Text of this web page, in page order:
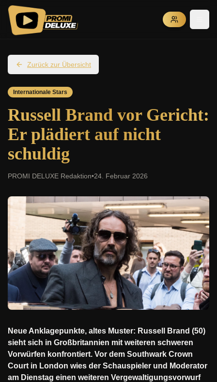
Zurück zur Übersicht
Internationale Stars
Russell Brand vor Gericht:
Er plädiert auf nicht
schuldig
PROMI DELUXE Redaktion•24. Februar 2026
Neue Anklagepunkte, altes Muster: Russell Brand (50)
sieht sich in Großbritannien mit weiteren schweren
Vorwürfen konfrontiert. Vor dem Southwark Crown
Court in London wies der Schauspieler und Moderator
am Dienstag einen weiteren Vergewaltigungsvorwurf